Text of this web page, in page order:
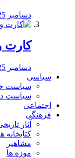
دسامبر 25, 2019
کارت
دسامبر 25, 2019
سیاسی
سیاست
سیاست
اجتماعی
فرهنگی
آثار
کتابخانه
مشاهیر
موزه ها